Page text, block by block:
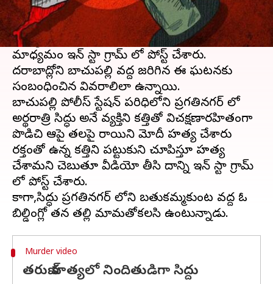
హైదరాబాద్​లో దారుణం చోటుచేసుకుంది. పాత కక్షల
కారణంగా ఓ యువకుడు
హత్యకు గురయ్యాడు.
హత్య చేసిన యువకులు వీడియో తీసి సామాజిక
మాధ్యమం ఇన్ స్టా గ్రామ్ లో పోస్ట్ చేశారు.
హైదరాబాద్లోని బాచుపల్లి వద్ద జరిగిన ఈ ఘటనకు
సంబంధించిన వివరాలిలా ఉన్నాయి.
బాచుపల్లి పోలీస్ స్టేషన్ పరిధిలోని ప్రగతినగర్ లో
అర్థరాత్రి సిద్ధు అనే వ్యక్తిని కత్తితో విచక్షణారహితంగా
పొడిచి ఆపై తలపై రాయిని మోదీ హత్య చేశారు
రక్తంతో ఉన్న కత్తిని పట్టుకుని చూపిస్తూ హత్య
చేశామని చెబుతూ వీడియో తీసి దాన్ని ఇన్ స్టా గ్రామ్​
లో పోస్ట్ చేశారు.
కాగా,సిద్ధు ప్రగతినగర్ లోని బతుకమ్మకుంట వద్ద ఓ
Murder video
తరుణ్​ హత్యలో నిందితుడిగా సిద్దు